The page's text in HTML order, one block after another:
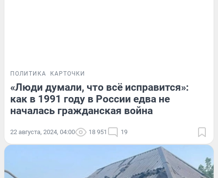
ПОЛИТИКА КАРТОЧКИ
«Люди думали, что всё исправится»:
как в 1991 году в России едва не
началась гражданская война
22 августа, 2024, 04:00 18 951 19